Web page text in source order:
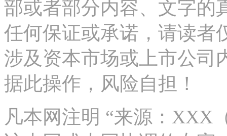
部或者部分内容、文字的
任何保证或承诺，请读者
涉及资本市场或上市公司
据此操作，风险自担！
凡本网注明 “来源：XXX